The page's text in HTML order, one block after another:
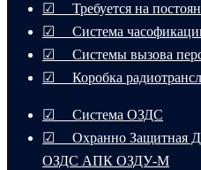
☑ Требуется на
☑ Система
☑ Системы вызова
☑ Коробка
☑ Система ОЗДС
☑ Охранно Защитная
ОЗДС АПК ОЗДУ-М